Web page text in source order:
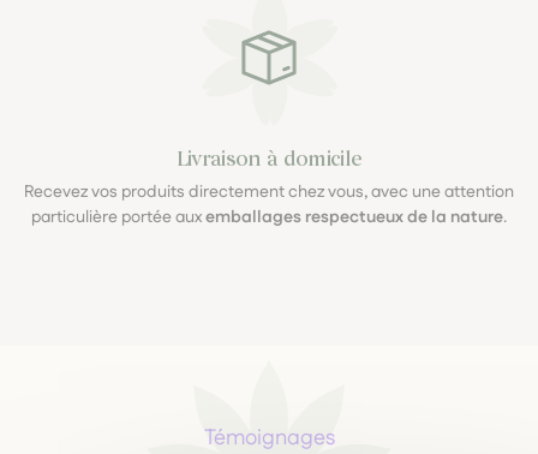
Livraison à domicile
Recevez vos produits directement chez vous, avec une attention
particulière portée auxemballages respectueux de la nature.
Témoignages